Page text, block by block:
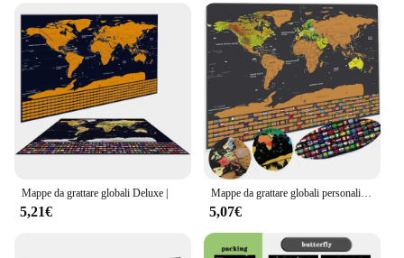
Mappe da grattare globali Deluxe |
5,21€
Mappe da grattare globali personalizzate Deluxe-Top mappe da viaggio poster e stampe da parete con i tuoi ricordi e note di viaggio
5,07€